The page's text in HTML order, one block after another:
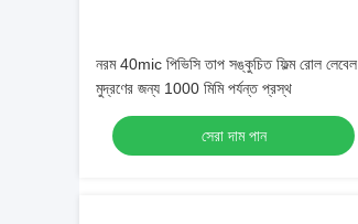
নরম 40mic পিভিসি তাপ সঙ্কুচিত ফিল্ম রোল লেবেল
মুদ্রণের জন্য 1000 মিমি পর্যন্ত প্রস্থ
সেরা দাম পান